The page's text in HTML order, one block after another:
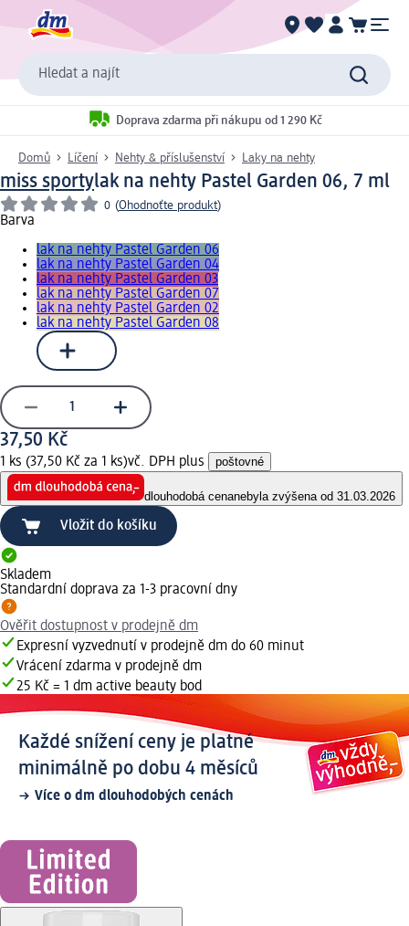
Hledat a najít
Doprava zdarma při nákupu od 1 290 Kč
Domů Líčení Nehty & příslušenství Laky na nehty
miss sportylak na nehty Pastel Garden 06, 7 ml
0 (Ohodnoťte produkt)
Barva
lak na nehty Pastel Garden 06
lak na nehty Pastel Garden 04
lak na nehty Pastel Garden 03
lak na nehty Pastel Garden 07
lak na nehty Pastel Garden 02
lak na nehty Pastel Garden 08
37,50 Kč
1 ks (37,50 Kč za 1 ks)vč. DPH plus poštovné
dlouhodobá cenanebyla zvýšena od 31.03.2026
Vložit do košíku
Skladem
Standardní doprava za 1-3 pracovní dny
Ověřit dostupnost v prodejně dm
Expresní vyzvednutí v prodejně dm do 60 minut
Vrácení zdarma v prodejně dm
25 Kč = 1 dm active beauty bod
Každé snížení ceny je platné
minimálně po dobu 4 měsíců
Více o dm dlouhodobých cenách